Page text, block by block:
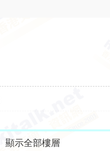
顯示全部樓層